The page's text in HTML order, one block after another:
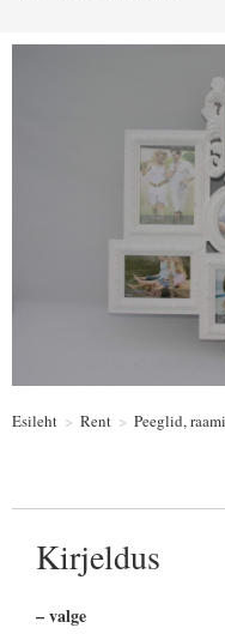
Esileht > Rent > Peeglid,
Kirjeldus
– valge